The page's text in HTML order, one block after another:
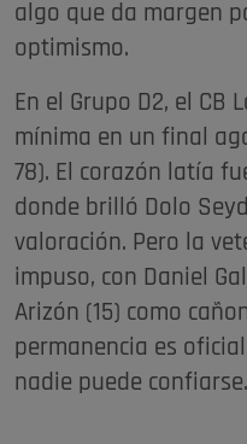
algo que da margen
optimismo.
En el Grupo D2, el CB
mínima en un final
78). El corazón latía
donde brilló Dolo
valoración. Pero la
impuso, con Daniel
Arizón (15) como
permanencia es
nadie puede confiarse.